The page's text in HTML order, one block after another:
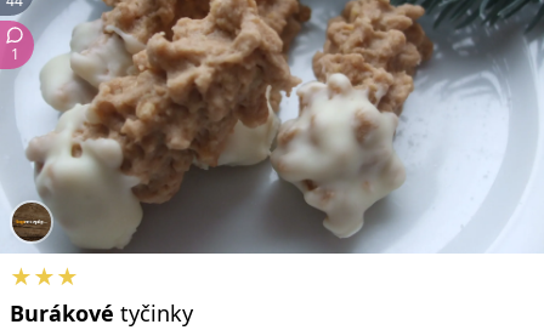
1
★★★
Burákové tyčinky